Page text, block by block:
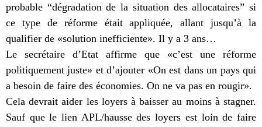
probable “dégradation de la situation des allocataires” si
ce type de réforme était appliquée, allant jusqu’à la
qualifier de «solution inefficiente». Il y a 3 ans…
Le secrétaire d’Etat affirme que «c’est une réforme
politiquement juste» et d’ajouter «On est dans un pays qui
a besoin de faire des économies. On ne va pas en rougir».
Cela devrait aider les loyers à baisser au moins à stagner.
Sauf que le lien APL/hausse des loyers est loin de faire